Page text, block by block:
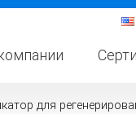
для